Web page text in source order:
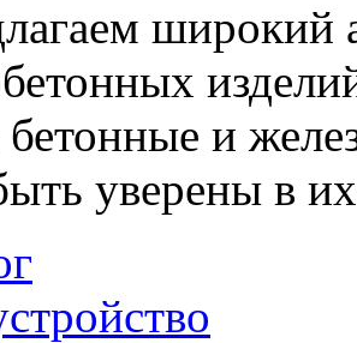
широкий
и
уверены в их